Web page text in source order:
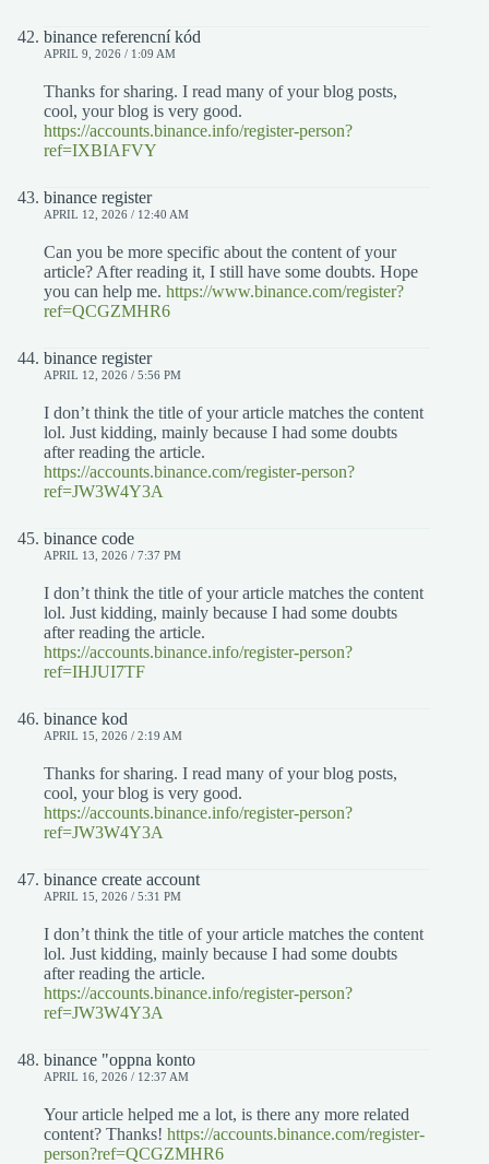
binance referencní kód
APRIL 9, 2026 / 1:09 AM
Thanks for sharing. I read many of your blog posts,
cool, your blog is very good.
https://accounts.binance.info/register-person?
ref=IXBIAFVY
binance register
APRIL 12, 2026 / 12:40 AM
Can you be more specific about the content of your
article? After reading it, I still have some doubts. Hope
you can help me. https://www.binance.com/register?
ref=QCGZMHR6
binance register
APRIL 12, 2026 / 5:56 PM
I don’t think the title of your article matches the content
lol. Just kidding, mainly because I had some doubts
after reading the article.
https://accounts.binance.com/register-person?
ref=JW3W4Y3A
binance code
APRIL 13, 2026 / 7:37 PM
I don’t think the title of your article matches the content
lol. Just kidding, mainly because I had some doubts
after reading the article.
https://accounts.binance.info/register-person?
ref=IHJUI7TF
binance kod
APRIL 15, 2026 / 2:19 AM
Thanks for sharing. I read many of your blog posts,
cool, your blog is very good.
https://accounts.binance.info/register-person?
ref=JW3W4Y3A
binance create account
APRIL 15, 2026 / 5:31 PM
I don’t think the title of your article matches the content
lol. Just kidding, mainly because I had some doubts
after reading the article.
https://accounts.binance.info/register-person?
ref=JW3W4Y3A
binance "oppna konto
APRIL 16, 2026 / 12:37 AM
Your article helped me a lot, is there any more related
content? Thanks! https://accounts.binance.com/register-
person?ref=QCGZMHR6